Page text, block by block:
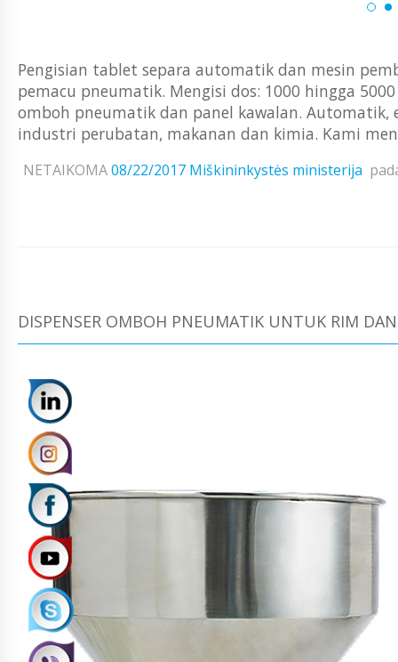
Pengisian tablet separa automatik dan mesin
pemacu pneumatik. Mengisi dos: 1000 hingga
omboh pneumatik dan panel kawalan.
industri perubatan, makanan dan kimia. Kami
NETAIKOMA08/22/2017 Miškininkystės ministerija
DISPENSER OMBOH PNEUMATIK UNTUK RIM